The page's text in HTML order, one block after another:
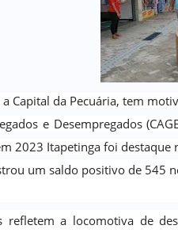
Capital da Pecuária, tem
e Desempregados
2023 Itapetinga foi destaque
um saldo positivo de 545
refletem a locomotiva de